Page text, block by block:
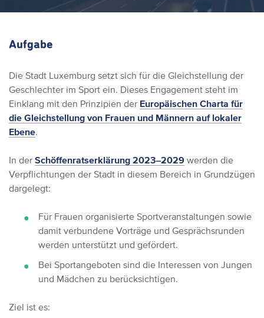
Aufgabe
Die Stadt Luxemburg setzt sich für die Gleichstellung der
Geschlechter im Sport ein. Dieses Engagement steht im
Einklang mit den Prinzipien der Europäischen Charta für
die Gleichstellung von Frauen und Männern auf lokaler
Ebene.
In der Schöffenratserklärung 2023–2029 werden die
Verpflichtungen der Stadt in diesem Bereich in Grundzügen
dargelegt:
Für Frauen organisierte Sportveranstaltungen sowie
damit verbundene Vorträge und Gesprächsrunden
werden unterstützt und gefördert.
Bei Sportangeboten sind die Interessen von Jungen
und Mädchen zu berücksichtigen.
Ziel ist es: